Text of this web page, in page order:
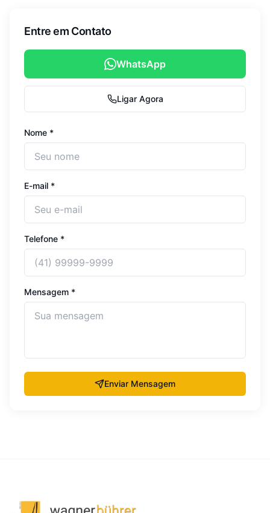
Entre em Contato
WhatsApp
Ligar Agora
Nome *
E-mail *
Telefone *
Mensagem *
Enviar Mensagem